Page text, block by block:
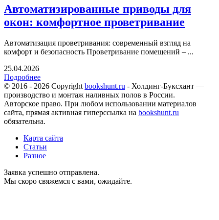
Автоматизированные приводы для
окон: комфортное проветривание
Автоматизация проветривания: современный взгляд на
комфорт и безопасность Проветривание помещений – ...
25.04.2026
Подробнее
© 2016 - 2026 Copyright bookshunt.ru - Холдинг-Буксхант —
производство и монтаж наливных полов в России.
Авторское право. При любом использовании материалов
сайта, прямая активная гиперссылка на bookshunt.ru
обязательна.
Карта сайта
Статьи
Разное
Заявка успешно отправлена.
Мы скоро свяжемся с вами, ожидайте.